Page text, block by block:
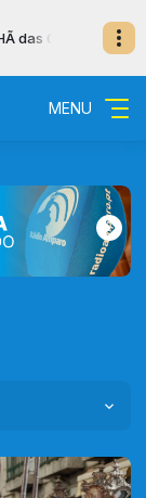
às 07:30 - NO
MENU